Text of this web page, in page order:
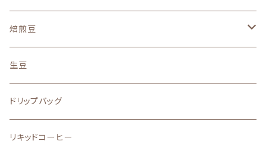
焙煎豆
地域別
中南米
アフリカ
味わい
フルーティーな酸味を楽しむ
ストレート
生豆
ドリップバッグ
リキッドコーヒー